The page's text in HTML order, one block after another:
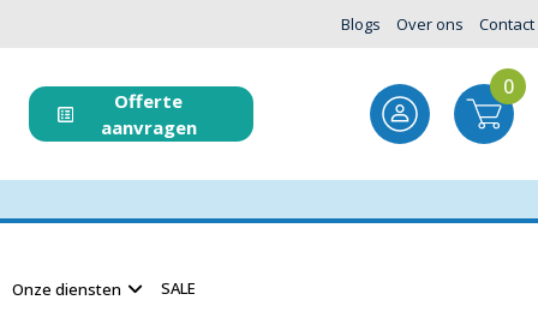
Blogs Over ons Contact
Offerte
aanvragen
0
Onze diensten SALE